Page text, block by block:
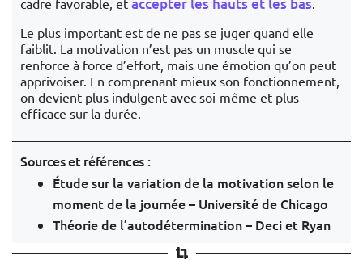
Le plus important est de ne pas se juger quand elle
faiblit. La motivation n’est pas un muscle qui se
renforce à force d’effort, mais une émotion qu’on peut
apprivoiser. En comprenant mieux son fonctionnement,
on devient plus indulgent avec soi-même et plus
efficace sur la durée.
Sources et références :
Étude sur la variation de la motivation selon le
moment de la journée – Université de Chicago
Théorie de l’autodétermination – Deci et Ryan